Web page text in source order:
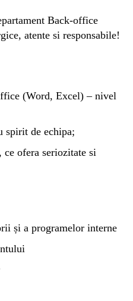
Back-office
atente si responsabile!
(Word, Excel) – nivel
spirit de echipa;
ce ofera seriozitate si
și a programelor interne